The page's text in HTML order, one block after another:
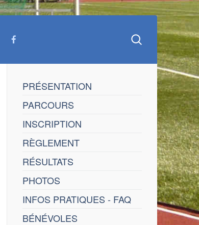
PRÉSENTATION
PARCOURS
INSCRIPTION
RÈGLEMENT
RÉSULTATS
PHOTOS
INFOS PRATIQUES - FAQ
BÉNÉVOLES